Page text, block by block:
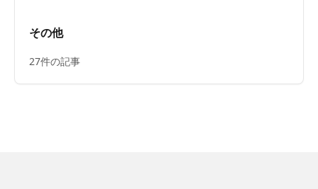
その他
27件の記事